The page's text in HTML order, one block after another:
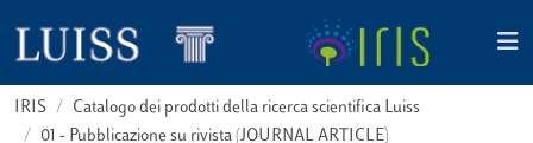
IRIS
Catalogo dei prodotti della ricerca scientifica Luiss
01 - Pubblicazione su rivista (JOURNAL ARTICLE)